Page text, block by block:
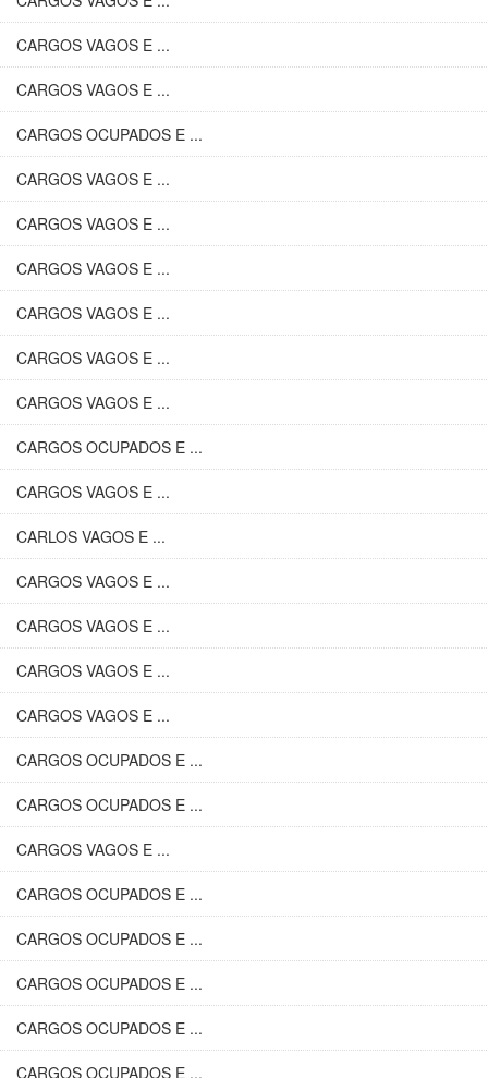
CARGOS VAGOS E ...
CARGOS VAGOS E ...
CARGOS OCUPADOS E ...
CARGOS VAGOS E ...
CARGOS VAGOS E ...
CARGOS VAGOS E ...
CARGOS VAGOS E ...
CARGOS VAGOS E ...
CARGOS VAGOS E ...
CARGOS OCUPADOS E ...
CARGOS VAGOS E ...
CARLOS VAGOS E ...
CARGOS VAGOS E ...
CARGOS VAGOS E ...
CARGOS VAGOS E ...
CARGOS VAGOS E ...
CARGOS OCUPADOS E ...
CARGOS OCUPADOS E ...
CARGOS VAGOS E ...
CARGOS OCUPADOS E ...
CARGOS OCUPADOS E ...
CARGOS OCUPADOS E ...
CARGOS OCUPADOS E ...
CARGOS OCUPADOS E ...